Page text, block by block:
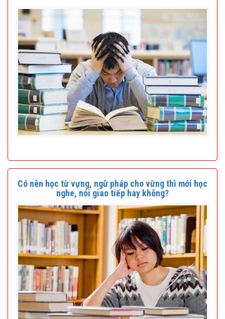
Có nên học từ vựng, ngữ pháp cho vững thì mới học
nghe, nói giao tiếp hay không?